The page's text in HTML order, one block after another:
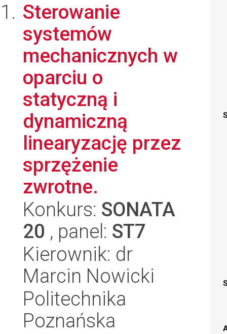
Sterowanie
systemów
mechanicznych w
oparciu o
statyczną i
dynamiczną
linearyzację przez
sprzężenie
zwrotne.
Konkurs: SONATA
20 , panel: ST7
Kierownik: dr
Marcin Nowicki
Politechnika
Poznańska